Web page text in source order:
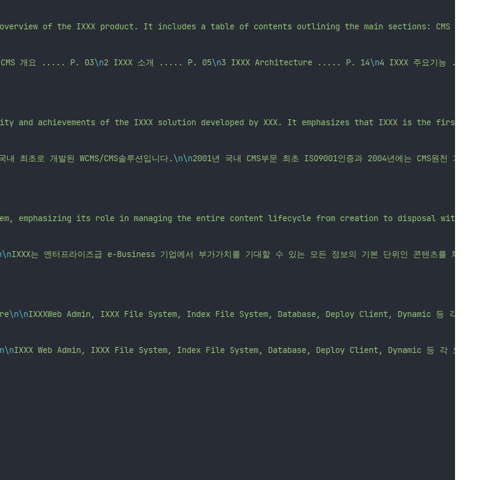
of the IXXX product. It includes a table of contents outlining the main sections: CMS
개요 ..... P. 03\n2 IXXX 소개 ..... P. 05\n3 IXXX Architecture ..... P. 14\n4 IXXX 주요기능 .....
achievements of the IXXX solution developed by XXX. It emphasizes that IXXX is the first
내 최초로 개발된 WCMS/CMS솔루션입니다.\n\n2001년 국내 CMS부문 최초 ISO9001인증과 2004년에는 CMS원천 기
emphasizing its role in managing the entire content lifecycle from creation to disposal
IXXX는 엔터프라이즈급 e-Business 기업에서 부가가치를 기대할 수 있는 모든 정보의 기본 단위인 콘텐츠를 체계
\n\nIXXXWeb Admin, IXXX File System, Index File System, Database, Deploy Client, Dynamic 등 각 요소들
IXXX Web Admin, IXXX File System, Index File System, Database, Deploy Client, Dynamic 등 각 요소들이